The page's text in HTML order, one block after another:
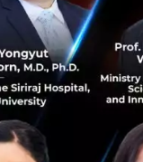
โครงการ AIS the
ในโครงการ ภายใต้ธีม
โปรแกรมติวเข้มเพื่อยกระ
ให้ก้าวข้าม...
สิงหาคม 6, 2017
0
Tech & Biz howto